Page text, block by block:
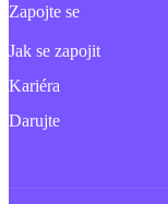
Zapojte se
Jak se zapojit
Kariéra
Darujte